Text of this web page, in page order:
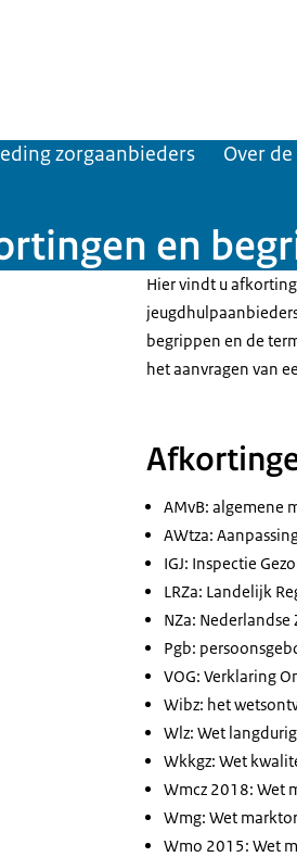
zorgaanbieders Over
en
Hier vindt u
begrippen en de
het aanvragen van
AMvB: algemene
AWtza:
IGJ: Inspectie
LRZa: Landelijk
NZa:
Pgb:
VOG: Verklaring
Wibz: het
Wlz: Wet
Wkkgz: Wet
Wmcz 2018: Wet
Wmg: Wet
Wmo 2015: Wet